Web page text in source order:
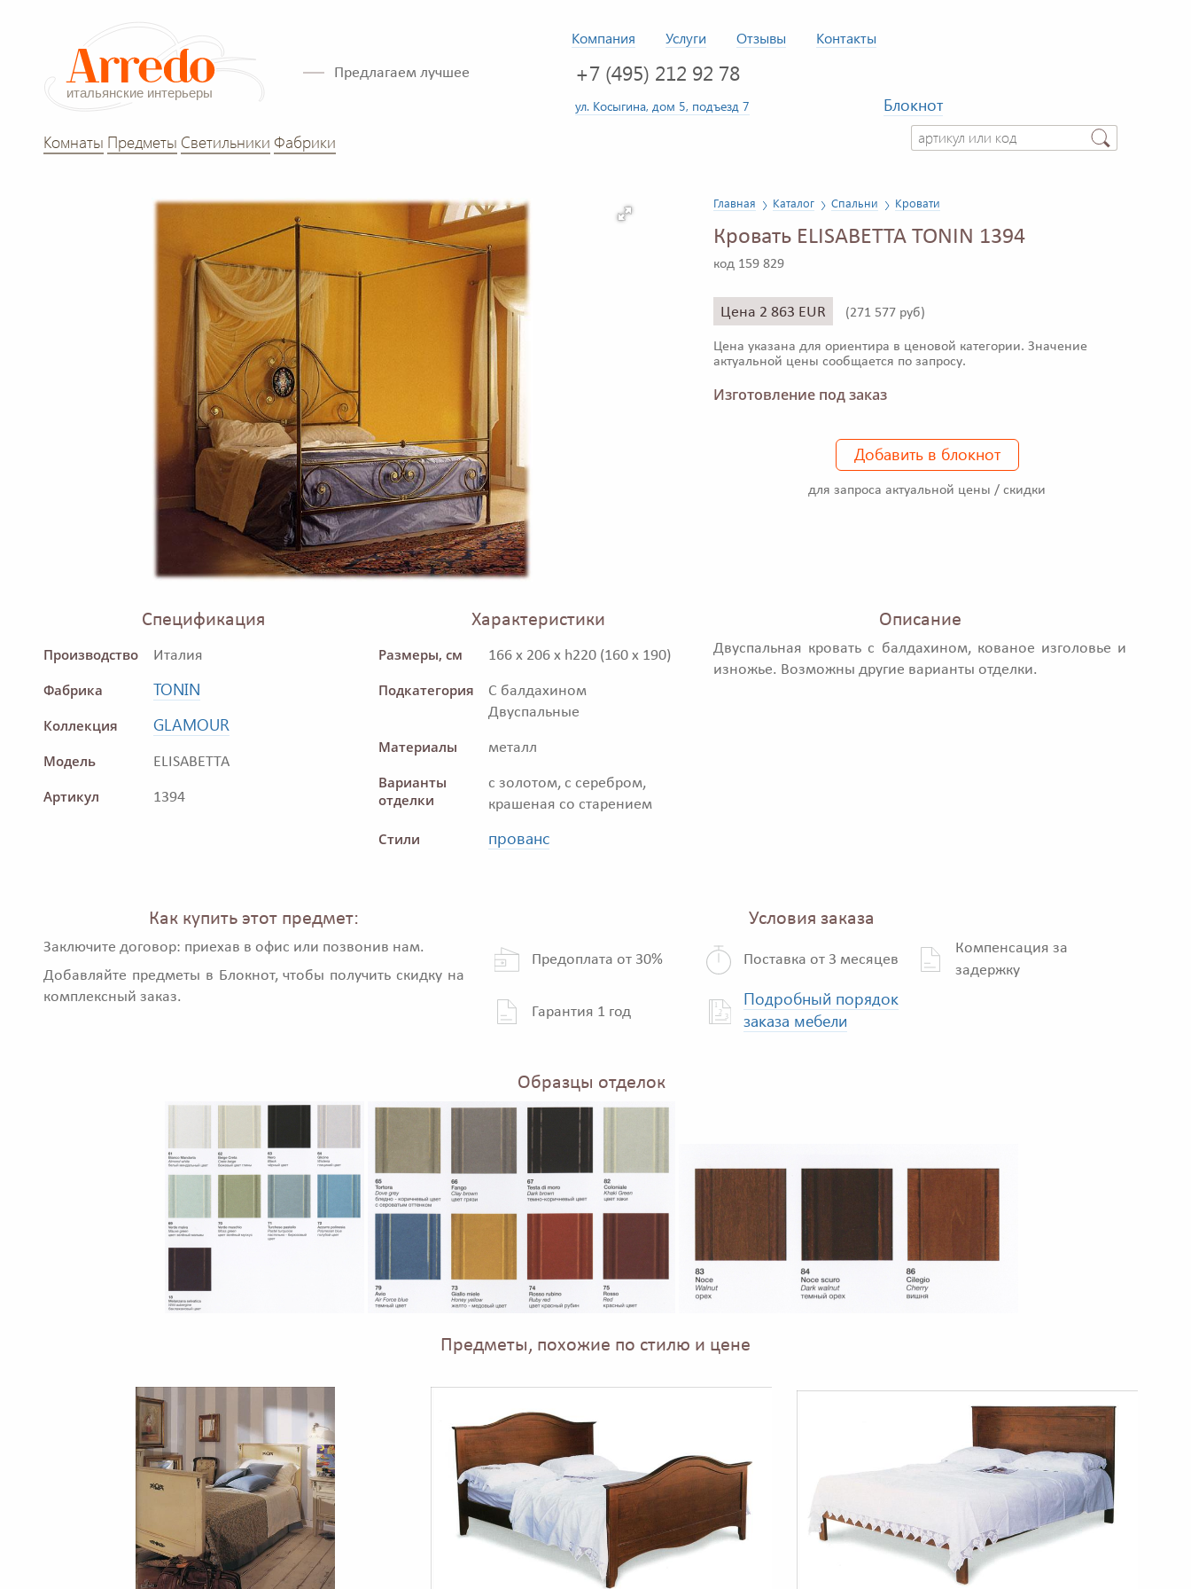
Компания Услуги Отзывы Контакты
Предлагаем лучшее +7 (495) 212 92 78
ул. Косыгина, дом 5, подъезд 7
Блокнот
Комнаты Предметы Светильники Фабрики
Главная Каталог Спальни Кровати
Кровать ELISABETTA TONIN 1394
код 159 829
Цена 2 863 EUR (271 577 руб)
Цена указана для ориентира в ценовой категории. Значение
актуальной цены сообщается по запросу.
Изготовление под заказ
Добавить в блокнот
для запроса актуальной цены / скидки
Спецификация
Производство Италия
Фабрика TONIN
Коллекция GLAMOUR
Модель ELISABETTA
Артикул 1394
Характеристики
Размеры, см 166 x 206 x h220 (160 x 190)
Подкатегория
С балдахином
Двуспальные
Материалы металл
Варианты
отделки
с золотом, с серебром,
крашеная со старением
Стили прованс
Описание
Двуспальная кровать с балдахином, кованое изголовье и
изножье. Возможны другие варианты отделки.
Как купить этот предмет:
Заключите договор: приехав в офис или позвонив нам.
Добавляйте предметы в Блокнот, чтобы получить скидку на
комплексный заказ.
Условия заказа
Предоплата от 30% Поставка от 3 месяцев
Компенсация за
задержку
Гарантия 1 год
Подробный порядок
заказа мебели
Образцы отделок
Предметы, похожие по стилю и цене